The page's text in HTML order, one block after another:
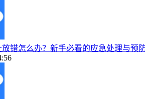
错怎么办？新手必看的应急处理与预